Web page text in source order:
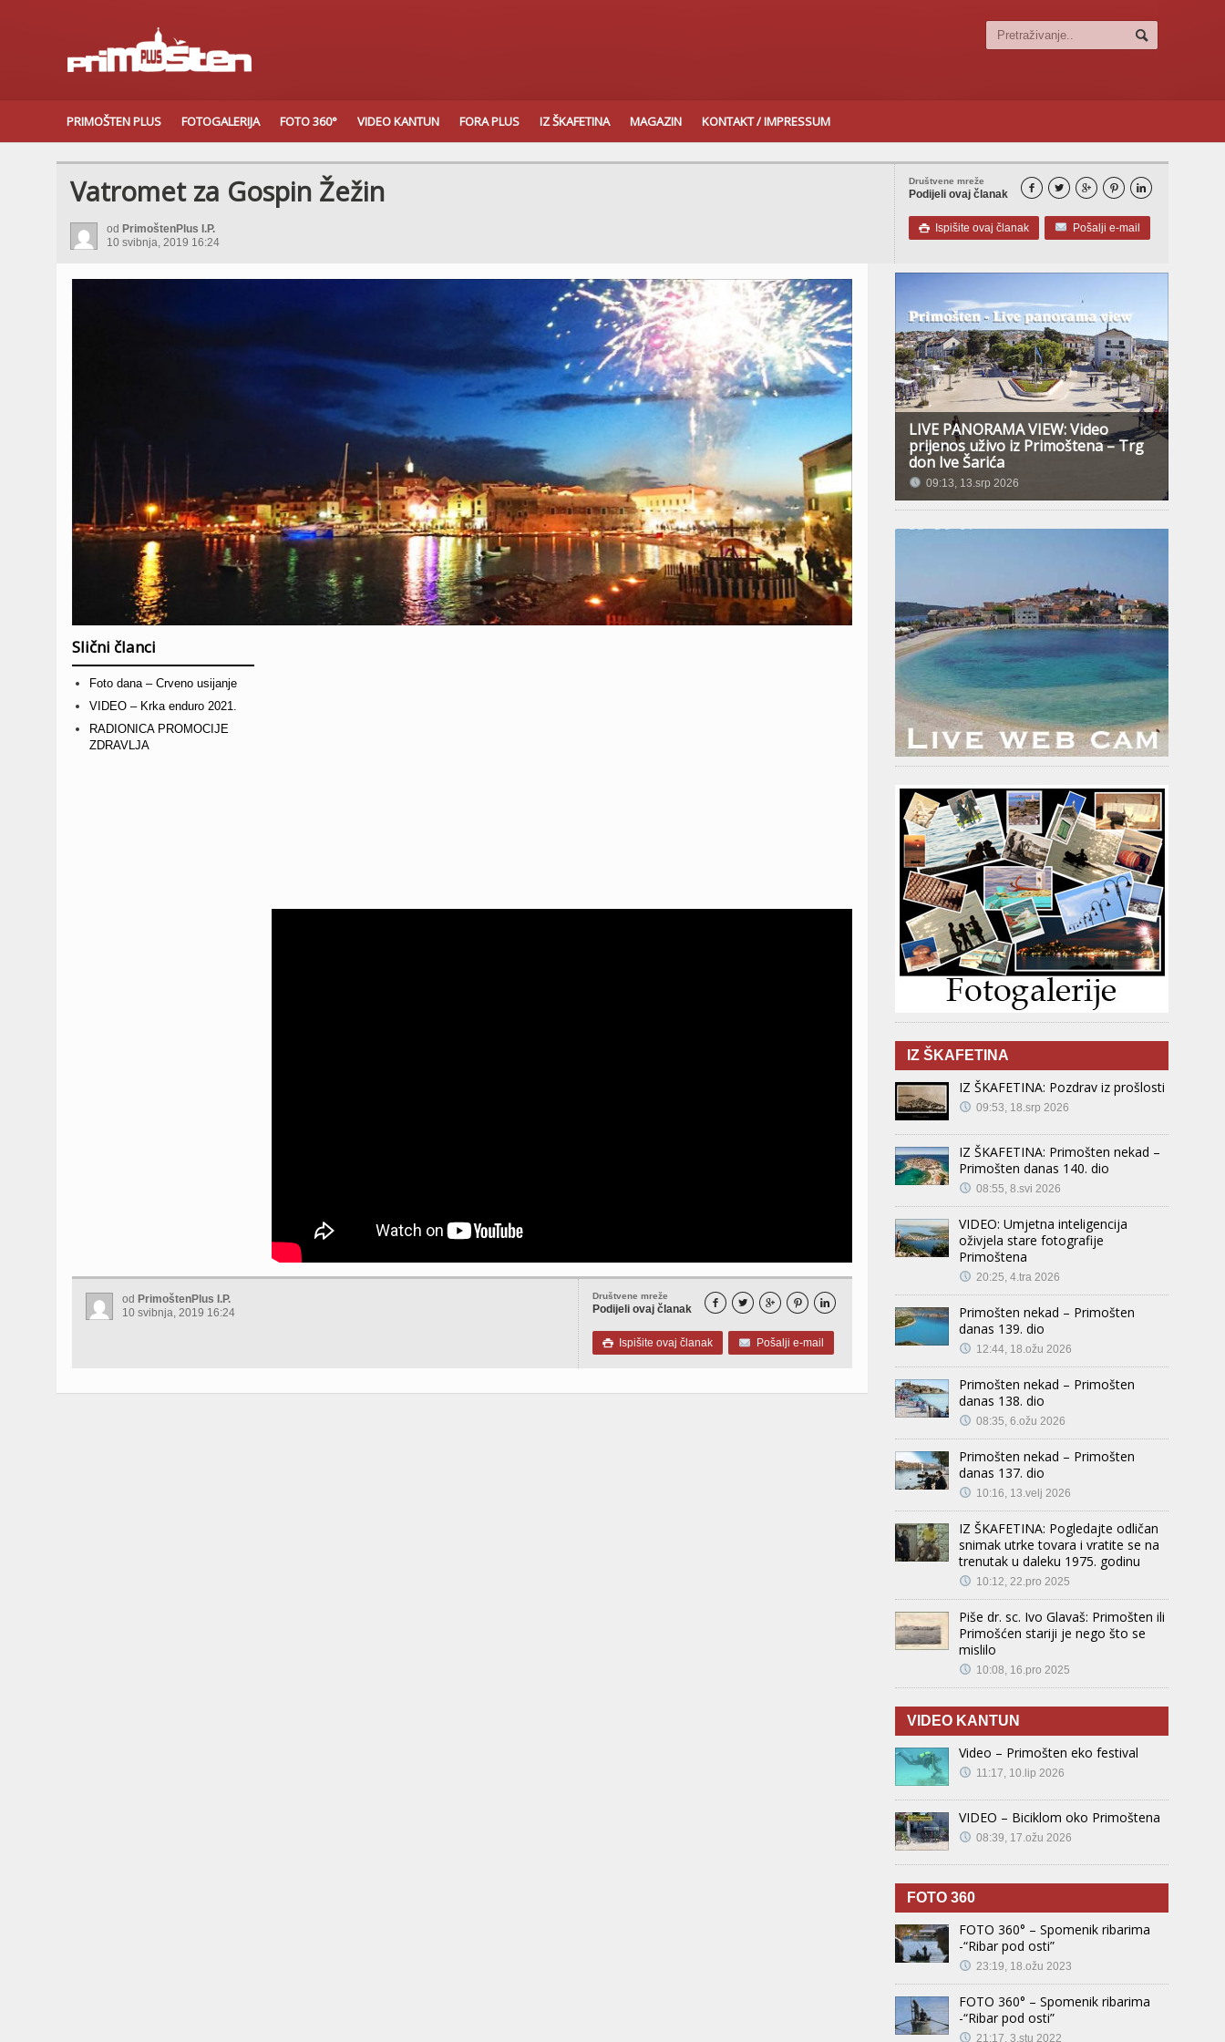
PRIMOŠTEN PLUS FOTOGALERIJA FOTO 360° VIDEO KANTUN FORA PLUS IZ ŠKAFETINA MAGAZIN KONTAKT / IMPRESSUM
Društvene mreže
Podijeli ovaj članak     
 Ispišite ovaj članak Pošalji e-mail
Vatromet za Gospin Žežin
od PrimoštenPlus I.P.
10 svibnja, 2019 16:24
Slični članci
Foto dana – Crveno usijanje
VIDEO – Krka enduro 2021.
RADIONICA PROMOCIJE
ZDRAVLJA
Društvene mreže
Podijeli ovaj članak     
 Ispišite ovaj članak Pošalji e-mail
od PrimoštenPlus I.P.
10 svibnja, 2019 16:24
LIVE PANORAMA VIEW: Video
prijenos uživo iz Primoštena – Trg
don Ive Šarića
09:13, 13.srp 2026
IZ ŠKAFETINA
IZ ŠKAFETINA: Pozdrav iz prošlosti
09:53, 18.srp 2026
IZ ŠKAFETINA: Primošten nekad –
Primošten danas 140. dio
08:55, 8.svi 2026
VIDEO: Umjetna inteligencija
oživjela stare fotografije
Primoštena
20:25, 4.tra 2026
Primošten nekad – Primošten
danas 139. dio
12:44, 18.ožu 2026
Primošten nekad – Primošten
danas 138. dio
08:35, 6.ožu 2026
Primošten nekad – Primošten
danas 137. dio
10:16, 13.velj 2026
IZ ŠKAFETINA: Pogledajte odličan
snimak utrke tovara i vratite se na
trenutak u daleku 1975. godinu
10:12, 22.pro 2025
Piše dr. sc. Ivo Glavaš: Primošten ili
Primošćen stariji je nego što se
mislilo
10:08, 16.pro 2025
VIDEO KANTUN
Video – Primošten eko festival
11:17, 10.lip 2026
VIDEO – Biciklom oko Primoštena
08:39, 17.ožu 2026
FOTO 360
FOTO 360° – Spomenik ribarima
-“Ribar pod osti”
23:19, 18.ožu 2023
FOTO 360° – Spomenik ribarima
-“Ribar pod osti”
21:17, 3.stu 2022